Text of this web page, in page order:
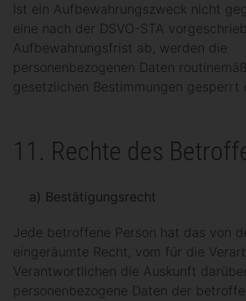
Ist ein Aufbewahrungszweck nicht
eine nach der DSVO-STA
Aufbewahrungsfrist ab, werden die
personenbezogenen Daten
gesetzlichen Bestimmungen gesperrt
11. Rechte des
a) Bestätigungsrecht
Jede betroffene Person hat das von
eingeräumte Recht, vom für die
Verantwortlichen die Auskunft
personenbezogene Daten der